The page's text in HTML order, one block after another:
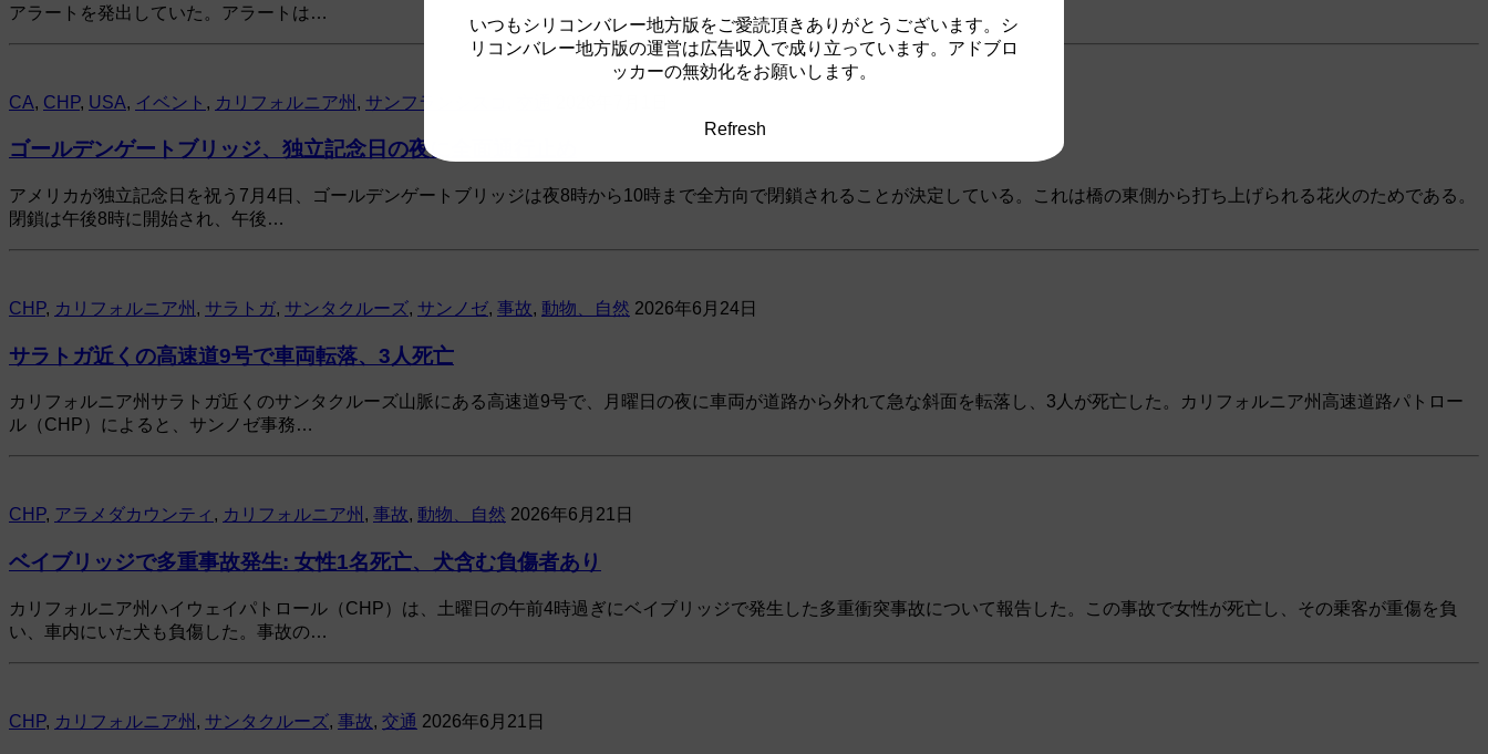
アラートを発出していた。アラートは…
CA, CHP, USA, イベント , カリフォルニア州 , サンフランシスコ
ゴールデンゲートブリッジ、独立記念日の夜に全面通行止め
アメリカが独立記念日を祝う7月4日、ゴールデンゲートブリッジは夜8時から10時まで全方向で閉鎖されることが決定している。これは橋の東側から打ち上げられる花火のためである。
閉鎖は午後8時に開始され、午後…
CHP, カリフォルニア州 , サラトガ, サンタクルーズ, サンノゼ, 事故, 動物、自然 2026年6月24日
サラトガ近くの高速道9号で車両転落、3人死亡
カリフォルニア州サラトガ近くのサンタクルーズ山脈にある高速道9号で、月曜日の夜に車両が道路から外れて急な斜面を転落し、3人が死亡した。カリフォルニア州高速道路パトロー
ル（CHP）によると、サンノゼ事務…
CHP, アラメダカウンティ , カリフォルニア州 , 事故, 動物、自然 2026年6月21日
ベイブリッジで多重事故発生: 女性1名死亡、犬含む負傷者あり
カリフォルニア州ハイウェイパトロール（CHP）は、土曜日の午前4時過ぎにベイブリッジで発生した多重衝突事故について報告した。この事故で女性が死亡し、その乗客が重傷を負
い、車内にいた犬も負傷した。事故の…
CHP, カリフォルニア州 , サンタクルーズ, 事故, 交通 2026年6月21日
いつもシリコンバレー地方版をご愛読頂きありがとうございます。シ
リコンバレー地方版の運営は広告収入で成り立っています。アドブロ
ッカーの無効化をお願いします。
Refresh